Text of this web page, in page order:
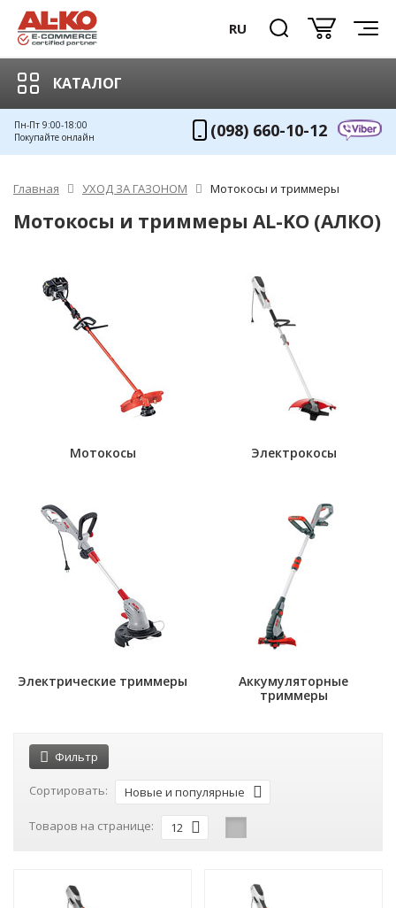
RU
КАТАЛОГ
Пн-Пт 9:00-18:00
Покупайте онлайн
(098) 660-10-12
Главная УХОД ЗА ГАЗОНОМ Мотокосы и триммеры
Мотокосы и триммеры AL-KO (АЛКО)
Мотокосы Электрокосы
Электрические триммеры
Аккумуляторные
триммеры
Фильтр
Сортировать: Новые и популярные
Товаров на странице: 12